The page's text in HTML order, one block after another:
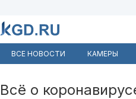
ВСЕ НОВОСТИ КАМЕРЫ
Всё о